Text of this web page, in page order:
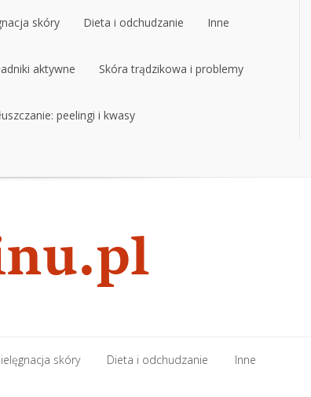
skóry
skóry
Dieta i odchudzanie
Dieta i odchudzanie
Inne
Inne
aktywne
aktywne
Skóra trądzikowa i problemy
Skóra trądzikowa i problemy
peelingi i kwasy
skóry Dieta i odchudzanie Inne